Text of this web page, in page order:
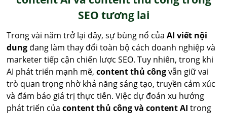
SEO tương lai
Trong vài năm trở lại đây, sự bùng nổ củaAI viết nội
dung đang làm thay đổi toàn bộ cách doanh nghiệp và
marketer tiếp cận chiến lược SEO. Tuy nhiên, trong khi
AI phát triển mạnh mẽ,content thủ côngvẫn giữ vai
trò quan trọng nhờ khả năng sáng tạo, truyền cảm xúc
và đảm bảo giá trị thực tiễn. Việc dự đoán xu hướng
phát triển củacontent thủ công và content AI trong